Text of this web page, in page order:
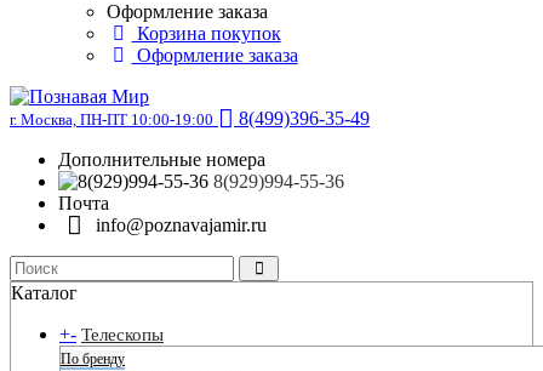
Оформление заказа
Корзина покупок
Оформление заказа
г. Москва, ПН-ПТ 10:00-19:00
8(499)396-35-49
Дополнительные номера
8(929)994-55-36
Почта
info@poznavajamir.ru
Каталог
+- Телескопы
По бренду